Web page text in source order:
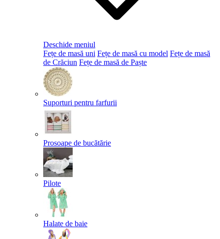
Deschide meniul
Fețe de masă uni Fețe de masă cu model Fețe de masă
de Crăciun Fețe de masă de Paște​
Suporturi pentru farfurii
Prosoape de bucătărie
Pilote
Halate de baie